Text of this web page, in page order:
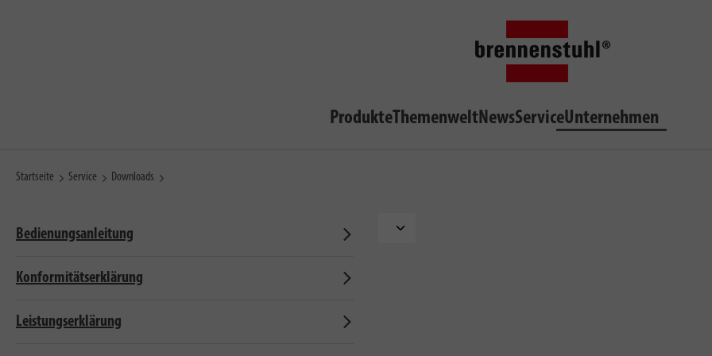
ProdukteThemenweltNewsServiceUnternehmen
Startseite Service Downloads
Bedienungsanleitung
Konformitätserklärung
Leistungserklärung